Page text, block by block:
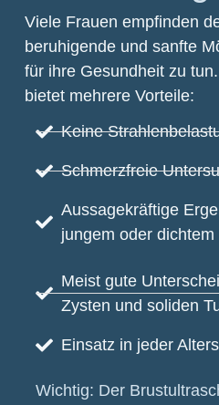
Viele Frauen empfinden
beruhigende und sanfte
für ihre Gesundheit zu
bietet mehrere Vorteile:
Keine
Schmerzfreie
Aussagekräftige
jungem oder
Meist gute
Zysten und soliden
Einsatz in jeder
Wichtig: Der